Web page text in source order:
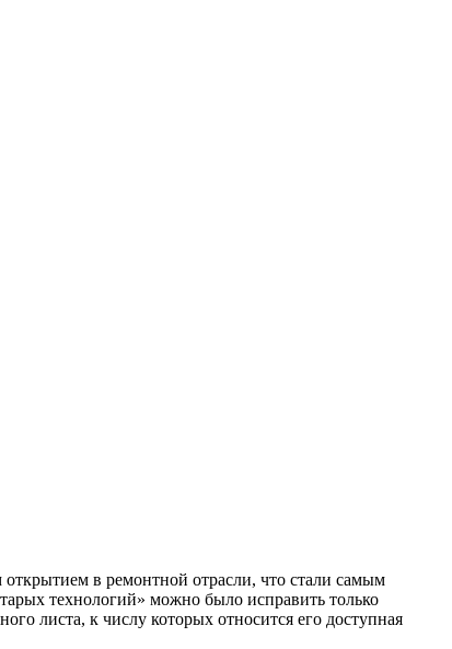
открытием в ремонтной отрасли, что стали самым
технологий» можно было исправить только
листа, к числу которых относится его доступная